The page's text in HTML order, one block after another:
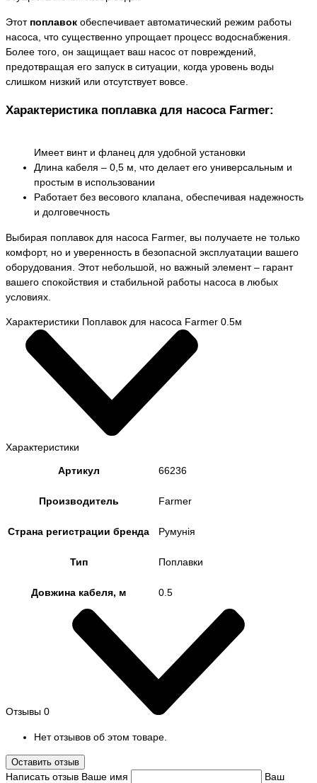
Этот поплавок обеспечивает автоматический режим работы
насоса, что существенно упрощает процесс водоснабжения.
Более того, он защищает ваш насос от повреждений,
предотвращая его запуск в ситуации, когда уровень воды
слишком низкий или отсутствует вовсе.
Характеристика поплавка для насоса Farmer:
Имеет винт и фланец для удобной установки
Длина кабеля – 0,5 м, что делает его универсальным и
простым в использовании
Работает без весового клапана, обеспечивая надежность
и долговечность
Выбирая поплавок для насоса Farmer, вы получаете не только
комфорт, но и уверенность в безопасной эксплуатации вашего
оборудования. Этот небольшой, но важный элемент – гарант
вашего спокойствия и стабильной работы насоса в любых
условиях.
Характеристики Поплавок для насоса Farmer 0.5м
Характеристики
Артикул 66236
Производитель Farmer
Страна регистрации бренда Румунія
Тип Поплавки
Довжина кабеля, м 0.5
Отзывы 0
Нет отзывов об этом товаре.
Оставить отзыв
Написать отзыв Ваше имя Ваш